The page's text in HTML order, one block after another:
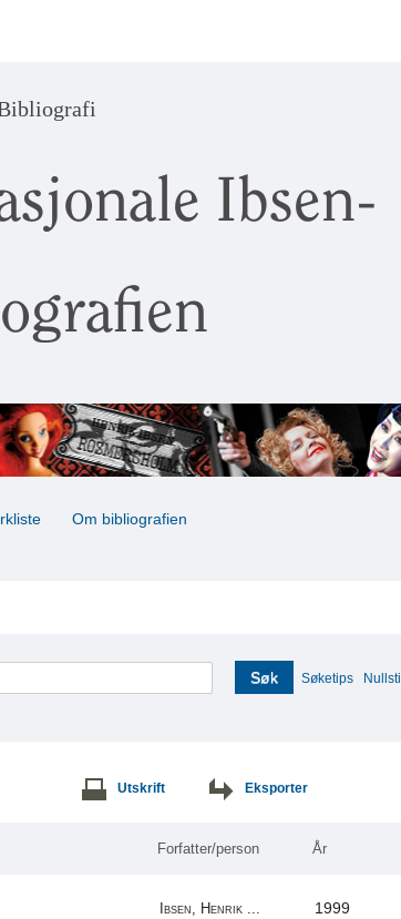
Ibsen-
Om bibliografien
Søk Søketips Nullstill
Utskrift Eksporter
Forfatter/person År
Ibsen, Henrik ... 1999